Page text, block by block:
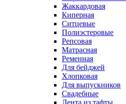
Жаккардовая
Киперная
Ситцевые
Полиэстеровые
Репсовая
Матрасная
Ременная
Для бейджей
Хлопковая
Для выпускников
Свадебные
Лента из тафты